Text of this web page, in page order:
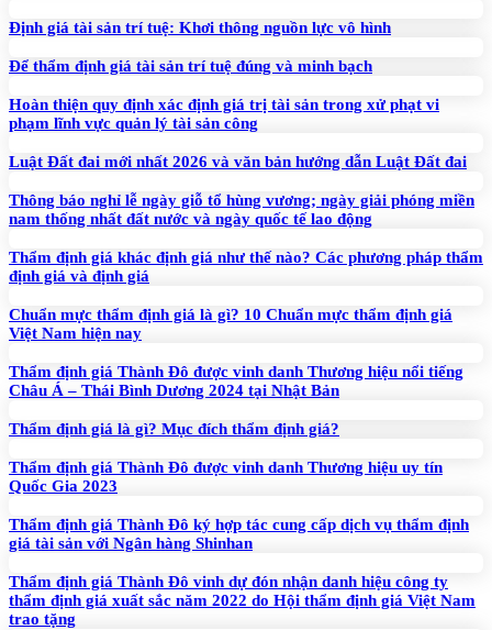
Định giá tài sản trí tuệ: Khơi thông nguồn lực vô hình
Để thẩm định giá tài sản trí tuệ đúng và minh bạch
Hoàn thiện quy định xác định giá trị tài sản trong xử phạt vi
phạm lĩnh vực quản lý tài sản công
Luật Đất đai mới nhất 2026 và văn bản hướng dẫn Luật Đất đai
Thông báo nghỉ lễ ngày giỗ tổ hùng vương; ngày giải phóng miền
nam thống nhất đất nước và ngày quốc tế lao động
Thẩm định giá khác định giá như thế nào? Các phương pháp thẩm
định giá và định giá
Chuẩn mực thẩm định giá là gì? 10 Chuẩn mực thẩm định giá
Việt Nam hiện nay
Thẩm định giá Thành Đô được vinh danh Thương hiệu nổi tiếng
Châu Á – Thái Bình Dương 2024 tại Nhật Bản
Thẩm định giá là gì? Mục đích thẩm định giá?
Thẩm định giá Thành Đô được vinh danh Thương hiệu uy tín
Quốc Gia 2023
Thẩm định giá Thành Đô ký hợp tác cung cấp dịch vụ thẩm định
giá tài sản với Ngân hàng Shinhan
Thẩm định giá Thành Đô vinh dự đón nhận danh hiệu công ty
thẩm định giá xuất sắc năm 2022 do Hội thẩm định giá Việt Nam
trao tặng